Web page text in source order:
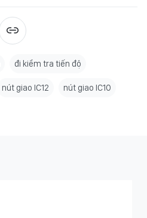
đi kiểm tra tiến độ
nút giao IC12 nút giao IC10